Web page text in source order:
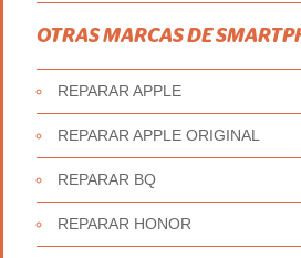
OTRAS MARCAS DE
REPARAR APPLE
REPARAR APPLE ORIGINAL
REPARAR BQ
REPARAR HONOR